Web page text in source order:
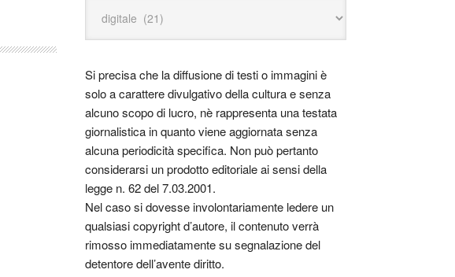
Si precisa che la diffusione di testi o immagini è
solo a carattere divulgativo della cultura e senza
alcuno scopo di lucro, nè rappresenta una testata
giornalistica in quanto viene aggiornata senza
alcuna periodicità specifica. Non può pertanto
considerarsi un prodotto editoriale ai sensi della
legge n. 62 del 7.03.2001.
Nel caso si dovesse involontariamente ledere un
qualsiasi copyright d’autore, il contenuto verrà
rimosso immediatamente su segnalazione del
detentore dell’avente diritto.